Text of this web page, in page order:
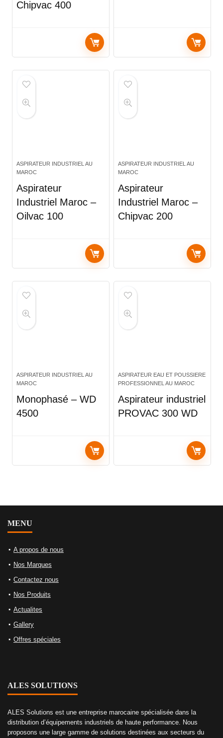
Chipvac 400
ASPIRATEUR INDUSTRIEL AU
MAROC
Aspirateur
Industriel Maroc –
Oilvac 100
ASPIRATEUR INDUSTRIEL AU
MAROC
Aspirateur
Industriel Maroc –
Chipvac 200
ASPIRATEUR INDUSTRIEL AU
MAROC
Monophasé – WD
4500
ASPIRATEUR EAU ET POUSSIERE
PROFESSIONNEL AU MAROC
Aspirateur industriel
PROVAC 300 WD
MENU
A propos de nous
Nos Marques
Contactez nous
Nos Produits
Actualites
Gallery
Offres spéciales
ALES SOLUTIONS
ALES Solutions est une entreprise marocaine spécialisée dans la
distribution d’équipements industriels de haute performance. Nous
proposons une large gamme de solutions destinées aux secteurs du